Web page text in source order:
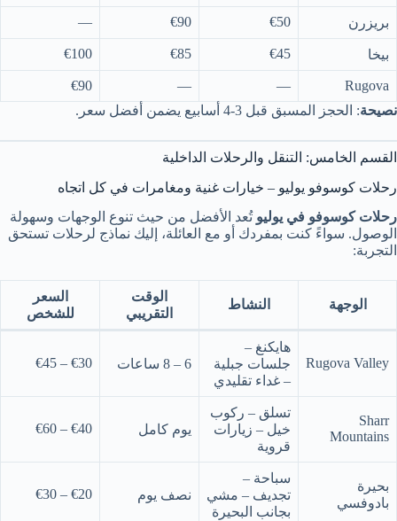
بريزرن €50
€90
—
بيخا €45
€85
€100
Rugova
—
—
€90
نصيحة: الحجز المسبق قبل 3-4 أسابيع يضمن أفضل سعر.
القسم الخامس: التنقل والرحلات الداخلية
رحلات كوسوفو يوليو – خيارات غنية ومغامرات في كل اتجاه
رحلات كوسوفو في يوليو تُعد الأفضل من حيث تنوع الوجهات وسهولة
الوصول. سواءً كنت بمفردك أو مع العائلة، إليك نماذج لرحلات تستحق
التجربة:
الوجهة النشاط
الوقت
التقريبي
السعر
للشخص
Rugova Valley
هايكنغ –
جلسات جبلية
– غداء تقليدي
6 – 8 ساعات €30 – €45
Sharr
Mountains
تسلق – ركوب
خيل – زيارات
قروية
يوم كامل €40 – €60
بحيرة
بادوفسي
سباحة –
تجديف – مشي
بجانب البحيرة
نصف يوم €20 – €30